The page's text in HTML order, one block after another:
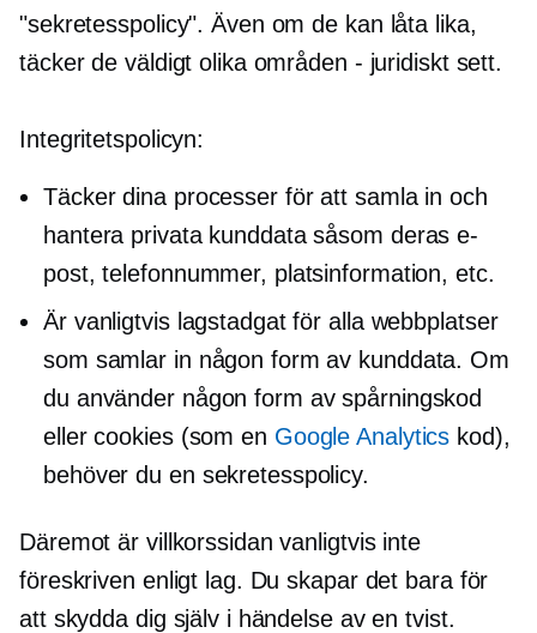
"sekretesspolicy". Även om de kan låta lika,
täcker de väldigt olika områden - juridiskt sett.
Integritetspolicyn:
Täcker dina processer för att samla in och
hantera privata kunddata såsom deras e-
post, telefonnummer, platsinformation, etc.
Är vanligtvis lagstadgat för alla webbplatser
som samlar in någon form av kunddata. Om
du använder någon form av spårningskod
eller cookies (som en Google Analytics kod),
behöver du en sekretesspolicy.
Däremot är villkorssidan vanligtvis inte
föreskriven enligt lag. Du skapar det bara för
att skydda dig själv i händelse av en tvist.